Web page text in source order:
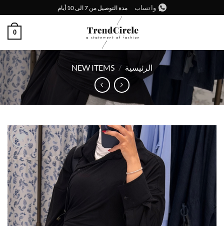
للمحتوى
واتساب مدة التوصيل من 7 الى 10 أيام
0
الرئيسية /
NEW ITEMS
إضافة
إلى
قائمة
الرغبات